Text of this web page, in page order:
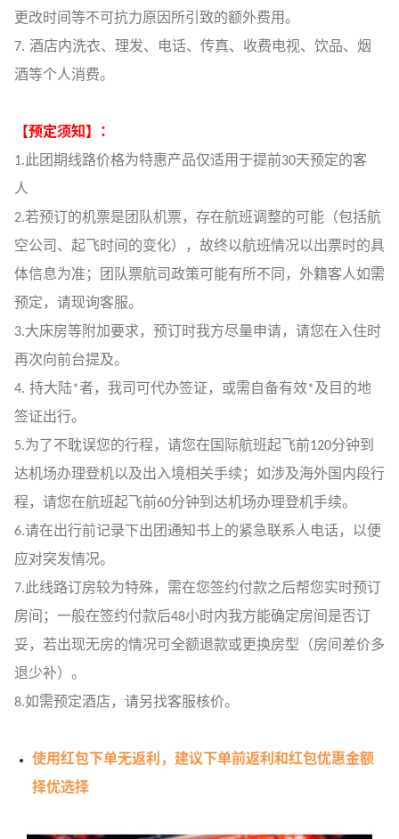
更改时间等不可抗力原因所引致的额外费用。
7. 酒店内洗衣、理发、电话、传真、收费电视、饮品、烟
酒等个人消费。
【预定须知】：
1.此团期线路价格为特惠产品仅适用于提前30天预定的客
人
2.若预订的机票是团队机票，存在航班调整的可能（包括航
空公司、起飞时间的变化），故终以航班情况以出票时的具
体信息为准；团队票航司政策可能有所不同，外籍客人如需
预定，请现询客服。
3.大床房等附加要求，预订时我方尽量申请，请您在入住时
再次向前台提及。
4. 持大陆*者，我司可代办签证，或需自备有效*及目的地
签证出行。
5.为了不耽误您的行程，请您在国际航班起飞前120分钟到
达机场办理登机以及出入境相关手续；如涉及海外国内段行
程，请您在航班起飞前60分钟到达机场办理登机手续。
6.请在出行前记录下出团通知书上的紧急联系人电话，以便
应对突发情况。
7.此线路订房较为特殊，需在您签约付款之后帮您实时预订
房间；一般在签约付款后48小时内我方能确定房间是否订
妥，若出现无房的情况可全额退款或更换房型（房间差价多
退少补）。
8.如需预定酒店，请另找客服核价。
使用红包下单无返利，建议下单前返利和红包优惠金额
择优选择